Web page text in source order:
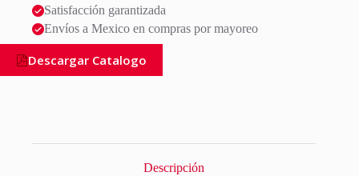
Satisfacción garantizada
Envíos a Mexico en compras por mayoreo
Descargar Catalogo
Descripción